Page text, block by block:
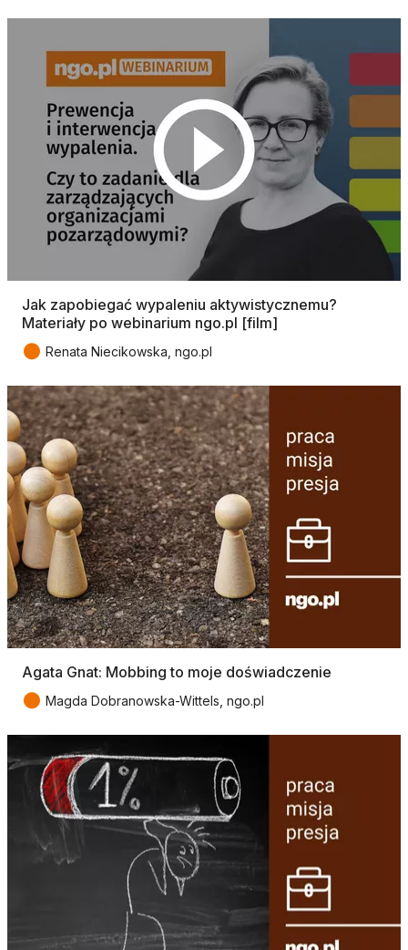
Jak zapobiegać wypaleniu aktywistycznemu?
Materiały po webinarium ngo.pl [film]
● Renata Niecikowska, ngo.pl
Agata Gnat: Mobbing to moje doświadczenie
● Magda Dobranowska-Wittels, ngo.pl